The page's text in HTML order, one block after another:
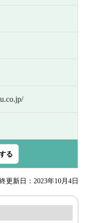
る
更新日：2023年10月4日